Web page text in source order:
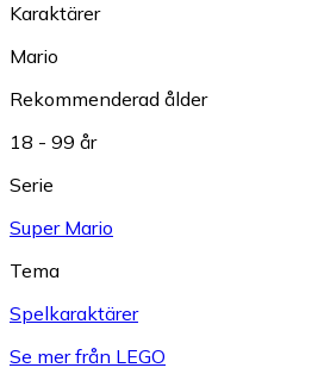
Karaktärer
Mario
Rekommenderad ålder
18 - 99 år
Serie
Super Mario
Tema
Spelkaraktärer
Se mer från LEGO